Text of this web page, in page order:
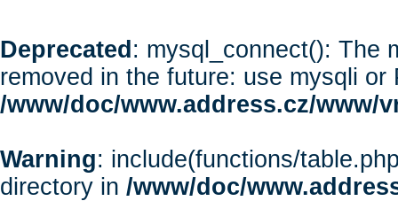
Deprecated : mysql_connect(): The
removed in the future: use mysqli or
/www/doc/www.address.cz/www/
Warning: include(functions/
directory in /www/doc/